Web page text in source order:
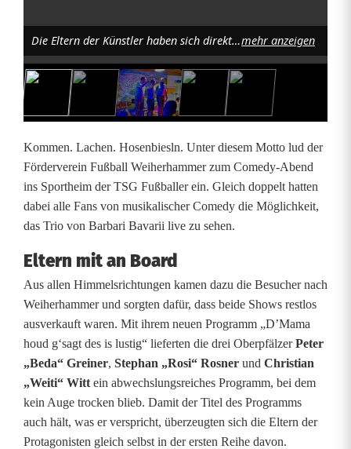
s
e
n
i
e
s
e
l
n
:
B
a
r
Die Eltern der Künstler haben sich direkt in der ersten Reihe platziert. Foto: TSG Weiherhammermehr anzeigen
Kommen. Lachen. Hosenbiesln. Unter diesem Motto lud der
Förderverein Fußball Weiherhammer zum Comedy-Abend
ins Sportheim der TSG Fußballer ein. Gleich doppelt hatten
dabei alle Fans von musikalischer Comedy die Möglichkeit,
das Trio von Barbari Bavarii live zu sehen.
Eltern mit an Board
Aus allen Himmelsrichtungen kamen dazu die Besucher nach
Weiherhammer und sorgten dafür, dass beide Shows restlos
ausverkauft waren. Mit ihrem neuen Programm „D’Mama
houd g‘sagt des is lustig“ lieferten die drei OberpfälzerPeter
„Beda“ Greiner, Stephan „Rosi“ Rosner und Christian
„Weiti“ Witt ein abwechslungsreiches Programm, bei dem
kein Auge trocken blieb. Damit der Titel des Programms
auch hält, was er verspricht, überzeugten sich die Eltern der
Protagonisten gleich selbst in der ersten Reihe davon.